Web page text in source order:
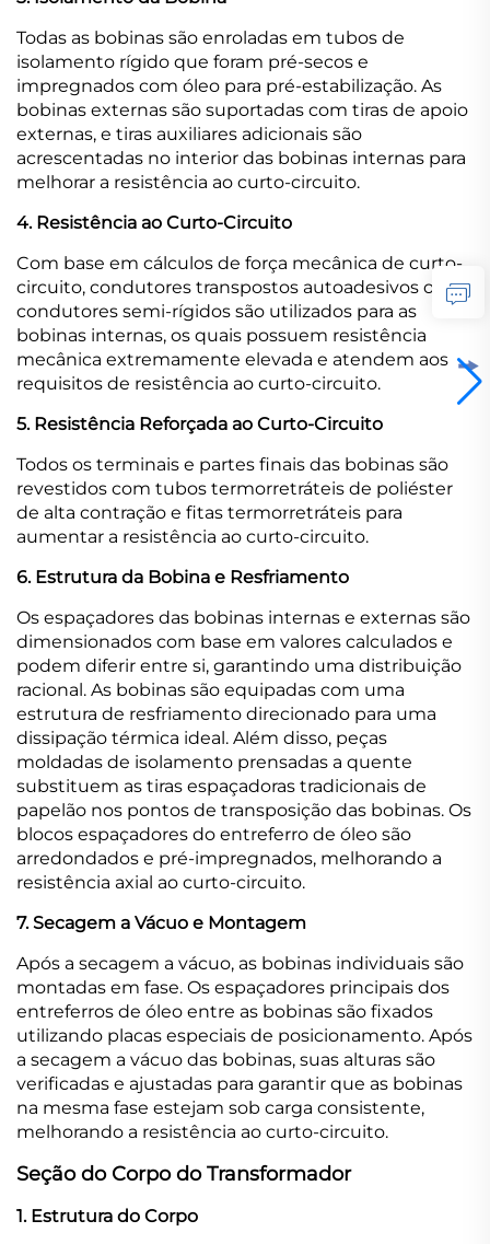
Todas as bobinas são enroladas em tubos de
isolamento rígido que foram pré-secos e
impregnados com óleo para pré-estabilização. As
bobinas externas são suportadas com tiras de apoio
externas, e tiras auxiliares adicionais são
acrescentadas no interior das bobinas internas para
melhorar a resistência ao curto-circuito.
4. Resistência ao Curto-Circuito
Com base em cálculos de força mecânica de curto-
circuito, condutores transpostos autoadesivos ou
condutores semi-rígidos são utilizados para as
bobinas internas, os quais possuem resistência
mecânica extremamente elevada e atendem aos
requisitos de resistência ao curto-circuito.
5. Resistência Reforçada ao Curto-Circuito
Todos os terminais e partes finais das bobinas são
revestidos com tubos termorretráteis de poliéster
de alta contração e fitas termorretráteis para
aumentar a resistência ao curto-circuito.
6. Estrutura da Bobina e Resfriamento
Os espaçadores das bobinas internas e externas são
dimensionados com base em valores calculados e
podem diferir entre si, garantindo uma distribuição
racional. As bobinas são equipadas com uma
estrutura de resfriamento direcionado para uma
dissipação térmica ideal. Além disso, peças
moldadas de isolamento prensadas a quente
substituem as tiras espaçadoras tradicionais de
papelão nos pontos de transposição das bobinas. Os
blocos espaçadores do entreferro de óleo são
arredondados e pré-impregnados, melhorando a
resistência axial ao curto-circuito.
7. Secagem a Vácuo e Montagem
Após a secagem a vácuo, as bobinas individuais são
montadas em fase. Os espaçadores principais dos
entreferros de óleo entre as bobinas são fixados
utilizando placas especiais de posicionamento. Após
a secagem a vácuo das bobinas, suas alturas são
verificadas e ajustadas para garantir que as bobinas
na mesma fase estejam sob carga consistente,
melhorando a resistência ao curto-circuito.
Seção do Corpo do Transformador
1. Estrutura do Corpo